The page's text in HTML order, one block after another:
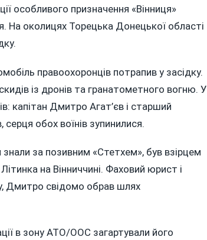
особливого призначення «Вінниця»
На околицях Торецька Донецької області
правоохоронців потрапив у засідку.
із дронів та гранатометного вогню. У
капітан Дмитро Агат’єв і старший
обох воїнів зупинилися.
знали за позивним «Стетхем», був взірцем
на Вінниччині. Фаховий юрист і
Дмитро свідомо обрав шлях
в зону АТО/ООС загартували його